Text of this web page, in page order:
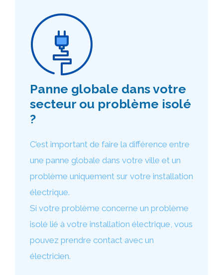
Panne globale dans votre
secteur ou problème isolé
?
C’est important de faire la différence entre
une panne globale dans votre ville et un
problème uniquement sur votre installation
électrique.
Si votre problème concerne un problème
isolé lié à votre installation électrique, vous
pouvez prendre contact avec un
électricien.